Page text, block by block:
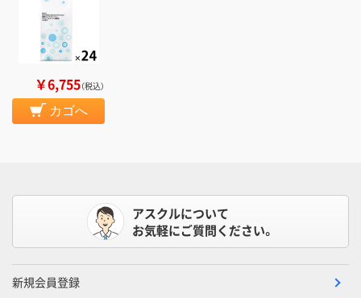
￥6,755（税込）
カゴへ
アスクルについて
お気軽にご質問ください。
新規会員登録